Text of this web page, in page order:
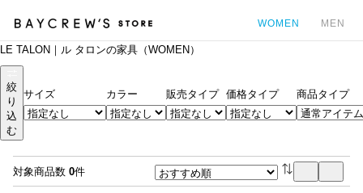
WOMEN MEN
LE TALON｜ル タロンの家具（WOMEN）
絞
り
込
む
サイズ カラー 販売タイプ 価格タイプ 商品タイプ
対象商品数 0件